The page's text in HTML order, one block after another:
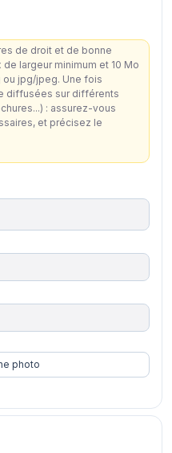
de droit et de bonne
jpeg. Une fois
diffusées sur différents
: assurez-vous
et précisez le
photo